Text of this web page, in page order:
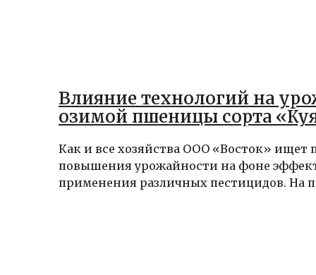
Влияние технологий на
озимой пшеницы сорта
Как и все хозяйства ООО «Восток» ищет
повышения урожайности на фоне
применения различных пестицидов. На